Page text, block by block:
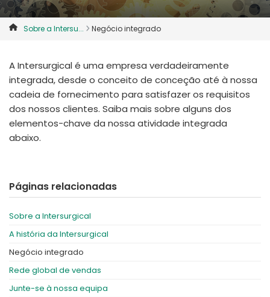
Deutschland
España
Sweden
International English
Sobre a Intersu... Negócio integrado
A Intersurgical é uma empresa verdadeiramente
integrada, desde o conceito de conceção até à nossa
cadeia de fornecimento para satisfazer os requisitos
dos nossos clientes. Saiba mais sobre alguns dos
elementos-chave da nossa atividade integrada
abaixo.
Páginas relacionadas
Sobre a Intersurgical
A história da Intersurgical
Negócio integrado
Rede global de vendas
Junte-se à nossa equipa